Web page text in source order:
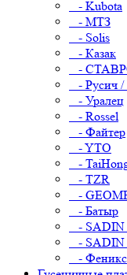
- Kubota
- МТЗ
- Solis
- Казак
-
- Русич /
- Уралец
- Rossel
- Файтер
- YTO
-
- TZR
-
- Батыр
-
- SADIN
- Феникс